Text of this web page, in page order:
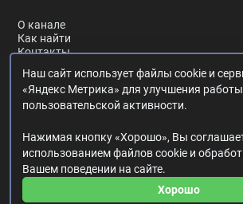
О канале
Как найти
Контакты
Россия, Москва, ул. Ак. Королёва, 19.+7 495
© 2017—2026. Редакция телеканала
Все права на любые материалы,
защищены.
Любое использование материалов возможно
Наш сайт использует файлы cookie и
«Яндекс Метрика» для улучшения
пользовательской активности.
Нажимая кнопку «Хорошо», Вы
использованием файлов cookie и
Вашем поведении на сайте.
Хорошо